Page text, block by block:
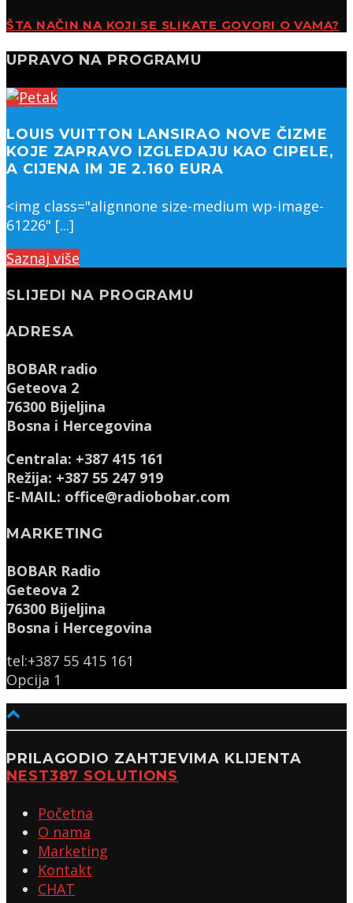
ŠTA NAČIN NA KOJI SE SLIKATE GOVORI O VAMA?
UPRAVO NA PROGRAMU
LOUIS VUITTON LANSIRAO NOVE ČIZME
KOJE ZAPRAVO IZGLEDAJU KAO CIPELE,
A CIJENA IM JE 2.160 EURA
<img class="alignnone size-medium wp-image-
61226" [...]
Saznaj više
SLIJEDI NA PROGRAMU
ADRESA
BOBAR radio
Geteova 2
76300 Bijeljina
Bosna i Hercegovina
Centrala: +387 415 161
Režija: +387 55 247 919
E-MAIL: office@radiobobar.com
MARKETING
BOBAR Radio
Geteova 2
76300 Bijeljina
Bosna i Hercegovina
tel:+387 55 415 161
Opcija 1
PRILAGODIO ZAHTJEVIMA KLIJENTA
NEST387 SOLUTIONS
Početna
O nama
Marketing
Kontakt
CHAT